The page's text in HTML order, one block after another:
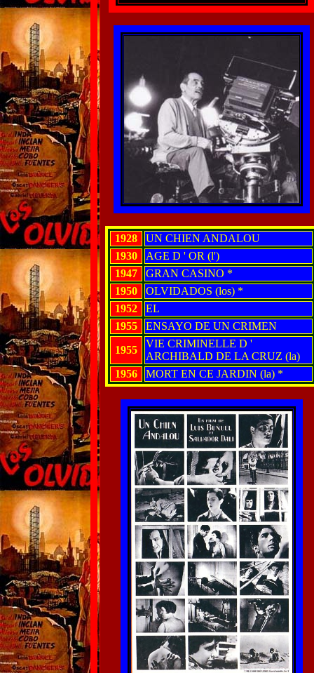
1928
UN CHIEN ANDALOU
1930
AGE D ' OR (l')
1947
GRAN CASINO *
1950
OLVIDADOS (los) *
1952
EL
1955
ENSAYO DE UN CRIMEN
1955
VIE CRIMINELLE D '
ARCHIBALD DE LA CRUZ (la)
1956
MORT EN CE JARDIN (la) *